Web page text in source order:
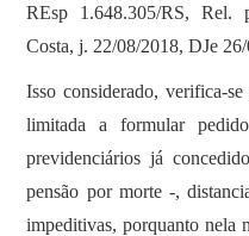
REsp 1.648.305/RS, Rel.
Costa, j. 22/08/2018, DJe
Isso considerado, verifica-
limitada a formular
previdenciários já
pensão por morte -,
impeditivas, porquanto nela